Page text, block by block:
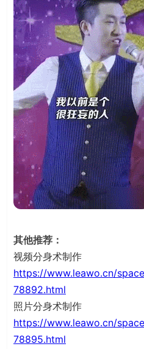
其他推荐：
视频分身术制作
https://www.leawo.cn/
78892.html
照片分身术制作
https://www.leawo.cn/
78895.html